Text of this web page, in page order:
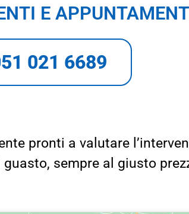
E
021 6689
pronti a valutare
sempre al giusto